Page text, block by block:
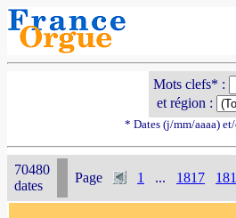
Mots clefs* :
et région :
* Dates (j/mm/aaaa)
70480
dates
Page 1 ... 1817